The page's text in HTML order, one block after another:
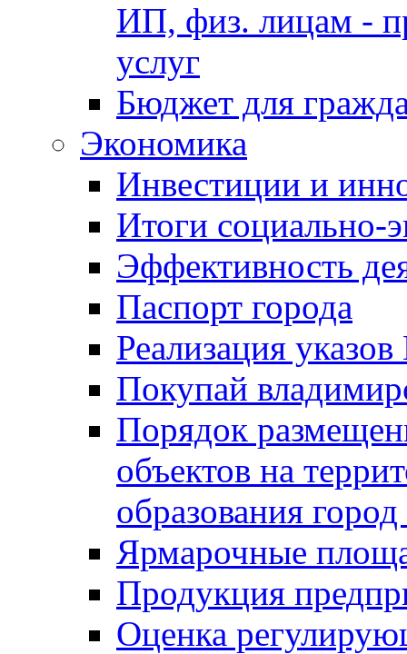
ИП, физ. лицам -
услуг
Бюджет для
Экономика
Инвестиции и
Итоги социально-
Эффективность
Паспорт города
Реализация
Покупай
Порядок
объектов на
образования
Ярмарочные
Продукция
Оценка